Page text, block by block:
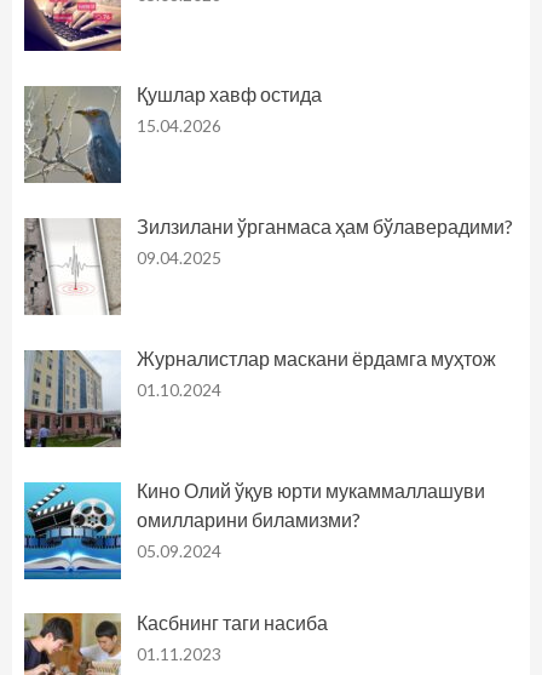
Қушлар хавф остида
15.04.2026
Зилзилани ўрганмаса ҳам бўлаверадими?
09.04.2025
Журналистлар маскани ёрдамга муҳтож
01.10.2024
Кино Олий ўқув юрти мукаммаллашуви
омилларини биламизми?
05.09.2024
Касбнинг таги насиба
01.11.2023